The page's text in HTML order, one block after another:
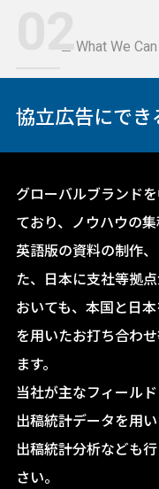
What We
協立広告にでき
グローバルブランド
ており、ノウハウの
英語版の資料の制作
た、日本に支社等拠
おいても、本国と日
を用いたお打ち合わ
ます。
当社が主なフィール
出稿統計データを用
出稿統計分析なども
さい。